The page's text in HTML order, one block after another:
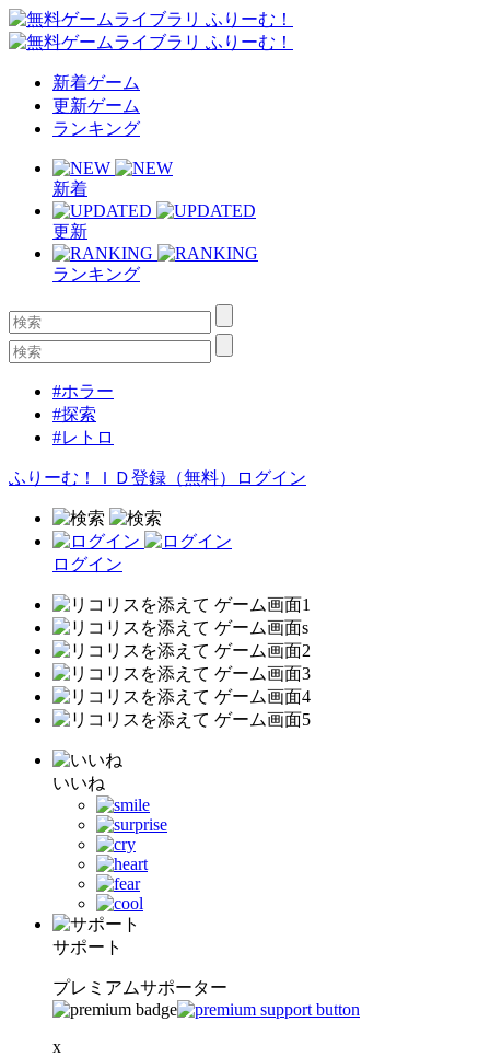
新着ゲーム
更新ゲーム
ランキング
新着
更新
ランキング
#ホラー
#探索
#レトロ
ふりーむ！ＩＤ登録（無料） ログイン
ログイン
いいね
サポート
プレミアムサポーター
x